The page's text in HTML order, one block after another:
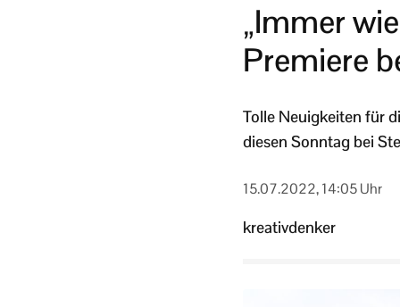
„Immer
Premiere
Tolle Neuigkeiten für
diesen Sonntag bei
15.07.2022, 14:05 Uhr
kreativdenker